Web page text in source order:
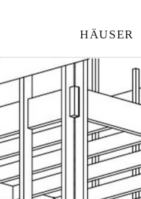
HÄUSER